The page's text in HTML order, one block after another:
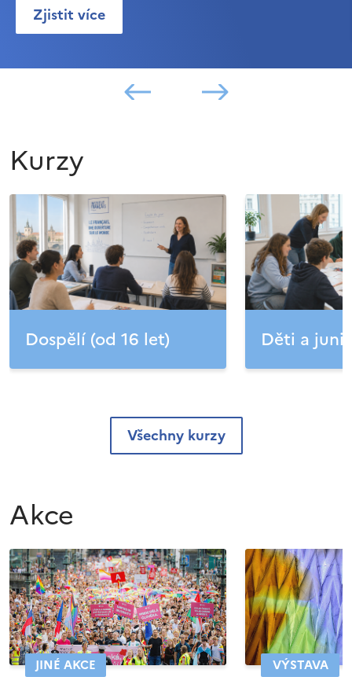
Zjistit více
Kurzy
Dospělí (od 16 let) Děti a
Všechny kurzy
Akce
JINÉ AKCE VÝSTAVA